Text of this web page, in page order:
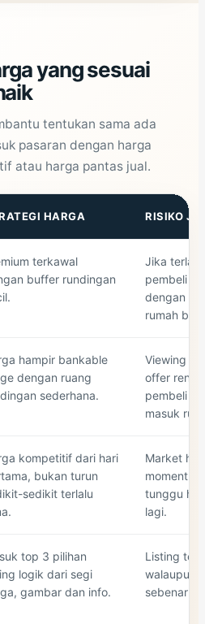
yang sesuai
tentukan sama ada
pasaran dengan harga
atau harga pantas jual.
HARGA RISIKO
terkawal
buffer rundingan
Jika
pembeli
dengan
rumah
hampir bankable
dengan ruang
sederhana.
Viewing
offer
pembeli
masuk
kompetitif dari hari
bukan turun
sedikit terlalu
Market
tunggu
lagi.
top 3 pilihan
logik dari segi
gambar dan info.
Listing
walaupun